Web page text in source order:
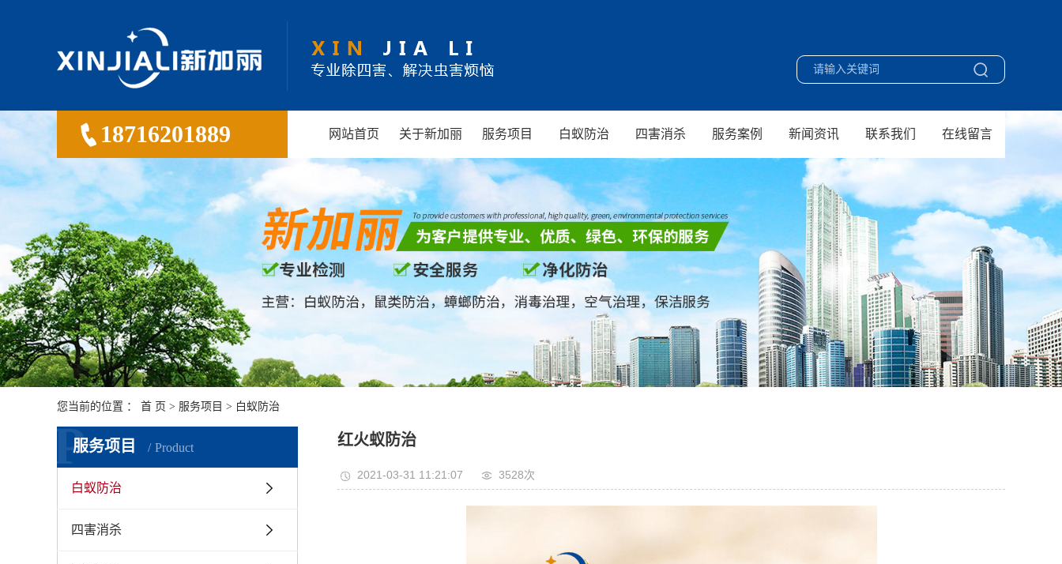
18716201889 网站首页 关于新加丽 服务项目 白蚁防治 四害消杀 服务案例 新闻资讯 联系我们 在线留言
您当前的位置 ： 首 页 > 服务项目 > 白蚁防治
服务项目 Product
P
白蚁防治
四害消杀
红火蚁防治
2021-03-31 11:21:07 3528次